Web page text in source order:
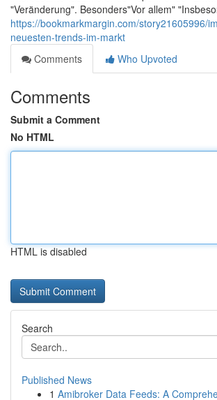
"Veränderung". Besonders"Vor allem"
https://bookmarkmargin.com/story21605996/
neuesten-trends-im-markt
Comments
Who Upvoted
Comments
Submit a Comment
No HTML
HTML is disabled
Search
Published News
1 Amibroker Data Feeds: A